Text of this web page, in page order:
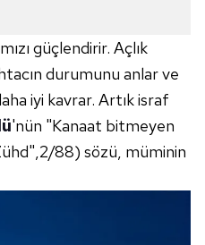
güçlendirir. Açlık
durumunu anlar ve
iyi kavrar. Artık israf
'nün "Kanaat bitmeyen
88) sözü, müminin